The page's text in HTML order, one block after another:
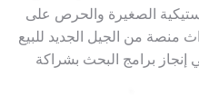
الصغيرة والحرص على
من الجيل الجديد للبيع
إنجاز برامج البحث بشراكة